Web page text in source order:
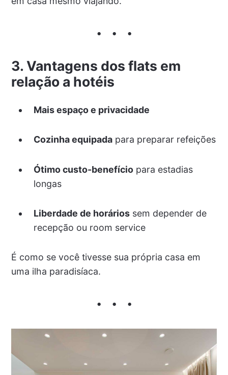
3. Vantagens dos flats em
relação a hotéis
Mais espaço e privacidade
Cozinha equipadapara preparar refeições
Ótimo custo-benefíciopara estadias
longas
Liberdade de horáriossem depender de
recepção ou room service
É como se você tivesse sua própria casa em
uma ilha paradisíaca.